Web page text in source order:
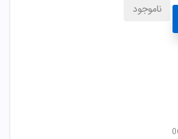
ناموجود